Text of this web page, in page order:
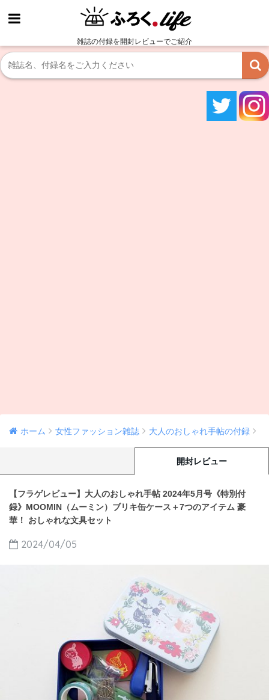
雑誌の付録を開封レビューでご紹介
ホーム 女性ファッション雑誌 大人のおしゃれ手帖の付録
開封レビュー
【フラゲレビュー】大人のおしゃれ手帖 2024年5月号《特別付
録》MOOMIN（ムーミン）ブリキ缶ケース＋7つのアイテム 豪
華！ おしゃれな文具セット
2024/04/05